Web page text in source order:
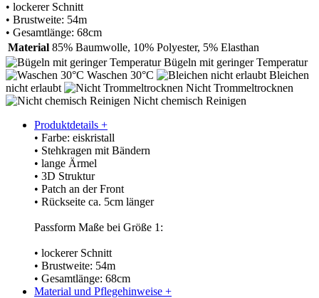
• lockerer Schnitt
• Brustweite: 54m
• Gesamtlänge: 68cm
Material 85% Baumwolle, 10% Polyester, 5% Elasthan
Bügeln mit geringer Temperatur
Waschen 30°C
Bleichen
nicht erlaubt
Nicht Trommeltrocknen
Nicht chemisch Reinigen
Produktdetails +
• Farbe: eiskristall
• Stehkragen mit Bändern
• lange Ärmel
• 3D Struktur
• Patch an der Front
• Rückseite ca. 5cm länger
Passform Maße bei Größe 1:
• lockerer Schnitt
• Brustweite: 54m
• Gesamtlänge: 68cm
Material und Pflegehinweise +